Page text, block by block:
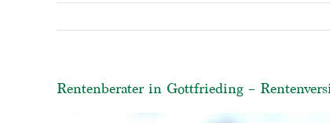
Rentenberater in Gottfrieding –